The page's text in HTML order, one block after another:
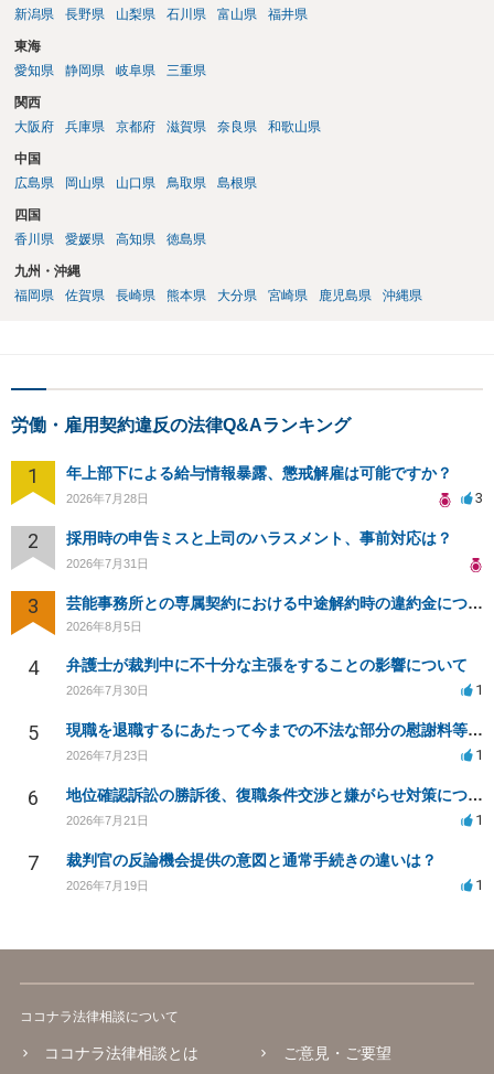
新潟県
長野県 山梨県 石川県 富山県 福井県
東海
愛知県
静岡県 岐阜県 三重県
関西
大阪府
兵庫県 京都府 滋賀県 奈良県 和歌山県
中国
広島県
岡山県 山口県 鳥取県 島根県
四国
香川県
愛媛県 高知県 徳島県
九州・沖縄
福岡県
佐賀県 長崎県 熊本県 大分県 宮崎県 鹿児島県 沖縄県
労働・雇用契約違反の法律Q&Aランキング
1 年上部下による給与情報暴露、懲戒解雇は可能ですか？
2026年7月28日 3
2 採用時の申告ミスと上司のハラスメント、事前対応は？
2026年7月31日
3 芸能事務所との専属契約における中途解約時の違約金について相談したいです
2026年8月5日
4 弁護士が裁判中に不十分な主張をすることの影響について
2026年7月30日 1
5 現職を退職するにあたって今までの不法な部分の慰謝料等は請求できるのか。
2026年7月23日 1
6 地位確認訴訟の勝訴後、復職条件交渉と嫌がらせ対策について
2026年7月21日 1
7 裁判官の反論機会提供の意図と通常手続きの違いは？
2026年7月19日 1
ココナラ法律相談について
ココナラ法律相談とは
ご意見・ご要望